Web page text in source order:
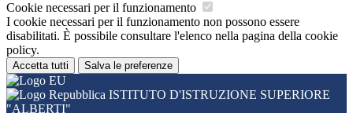
Cookie necessari per il funzionamento
I cookie necessari per il funzionamento non possono essere
disabilitati. È possibile consultare l'elenco nella pagina della cookie
policy.
Accetta tutti Salva le preferenze
ISTITUTO D'ISTRUZIONE SUPERIORE
"ALBERTI"